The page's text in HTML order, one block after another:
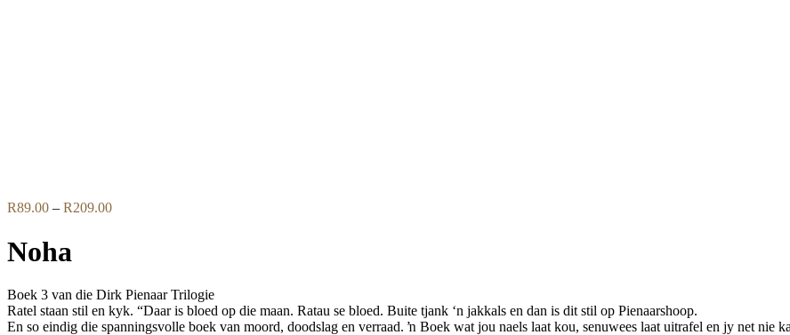
R89.00 – R209.00Price
Noha
Boek 3 van die Dirk Pienaar Trilogie
Ratel staan stil en kyk. “Daar is bloed op die maan. Ratau se bloed. Buite tjank ‘n jakkals en dan is dit stil op Pienaarshoop.
En so eindig die spanningsvolle boek van moord, doodslag en verraad. ŉ Boek wat jou naels laat kou, senuwees laat uitrafel en jy net nie